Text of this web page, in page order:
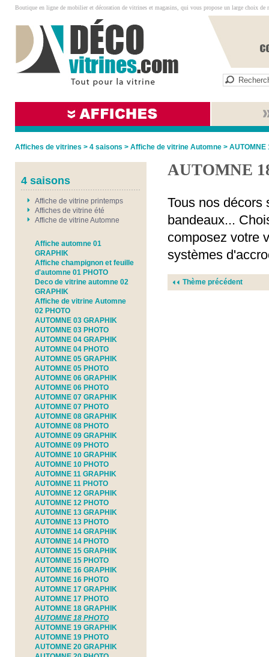
Boutique en ligne de mobilier et décoration de vitrines et magasins, qui vous propose un large choix de
Affiches de vitrines > 4 saisons > Affiche de vitrine Automne > AUTOMNE
4 saisons
Affiche de vitrine printemps
Affiches de vitrine été
Affiche de vitrine Automne
Affiche automne 01
GRAPHIK
Affiche champignon et feuille
d'automne 01 PHOTO
Deco de vitrine automne 02
GRAPHIK
Affiche de vitrine Automne
02 PHOTO
AUTOMNE 03 GRAPHIK
AUTOMNE 03 PHOTO
AUTOMNE 04 GRAPHIK
AUTOMNE 04 PHOTO
AUTOMNE 05 GRAPHIK
AUTOMNE 05 PHOTO
AUTOMNE 06 GRAPHIK
AUTOMNE 06 PHOTO
AUTOMNE 07 GRAPHIK
AUTOMNE 07 PHOTO
AUTOMNE 08 GRAPHIK
AUTOMNE 08 PHOTO
AUTOMNE 09 GRAPHIK
AUTOMNE 09 PHOTO
AUTOMNE 10 GRAPHIK
AUTOMNE 10 PHOTO
AUTOMNE 11 GRAPHIK
AUTOMNE 11 PHOTO
AUTOMNE 12 GRAPHIK
AUTOMNE 12 PHOTO
AUTOMNE 13 GRAPHIK
AUTOMNE 13 PHOTO
AUTOMNE 14 GRAPHIK
AUTOMNE 14 PHOTO
AUTOMNE 15 GRAPHIK
AUTOMNE 15 PHOTO
AUTOMNE 16 GRAPHIK
AUTOMNE 16 PHOTO
AUTOMNE 17 GRAPHIK
AUTOMNE 17 PHOTO
AUTOMNE 18 GRAPHIK
AUTOMNE 18 PHOTO
AUTOMNE 19 GRAPHIK
AUTOMNE 19 PHOTO
AUTOMNE 20 GRAPHIK
AUTOMNE
Tous nos décors
bandeaux...
composez votre
systèmes
Thème précédent